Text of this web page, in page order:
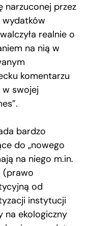
narzuconej przez
wydatków
realnie o
na nią w
komentarzu
w swojej
bardzo
do „nowego
na niego m.in.
(prawo
od
instytucji
na ekologiczny